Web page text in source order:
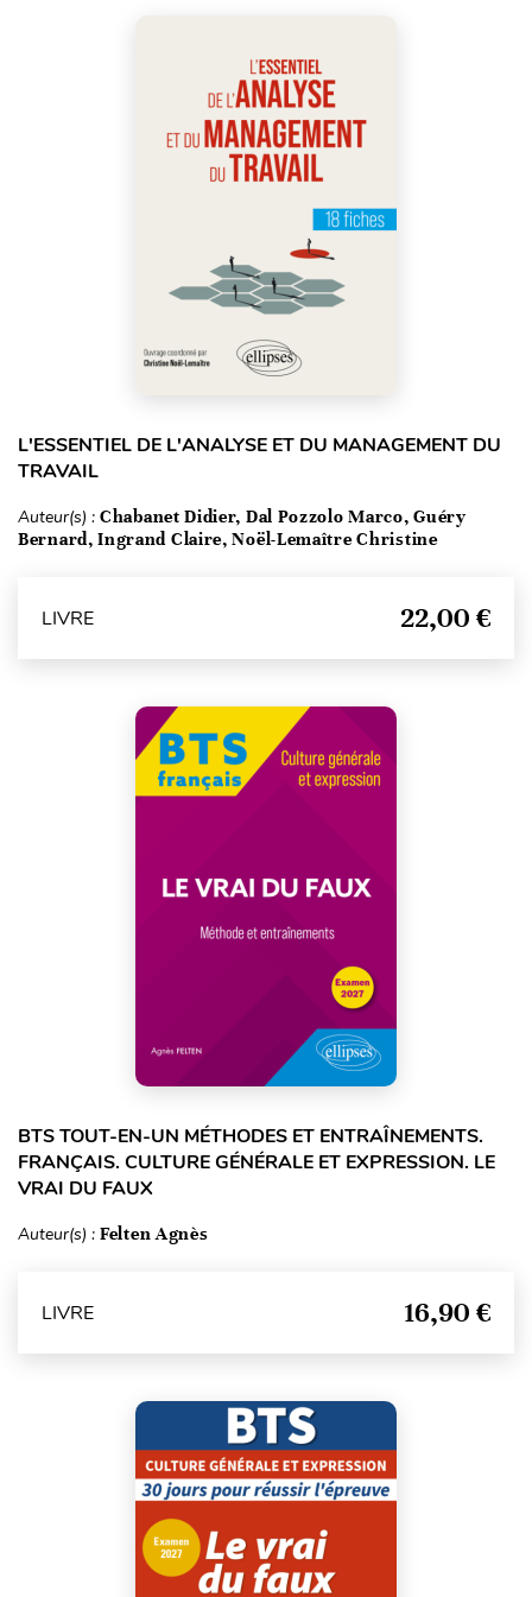
L'ESSENTIEL DE L'ANALYSE ET DU MANAGEMENT DU
TRAVAIL
Auteur(s) : Chabanet Didier, Dal Pozzolo Marco, Guéry
Bernard, Ingrand Claire, Noël-Lemaître Christine
LIVRE 22,00 €
BTS TOUT-EN-UN MÉTHODES ET ENTRAÎNEMENTS.
FRANÇAIS. CULTURE GÉNÉRALE ET EXPRESSION. LE
VRAI DU FAUX
Auteur(s) : Felten Agnès
LIVRE 16,90 €